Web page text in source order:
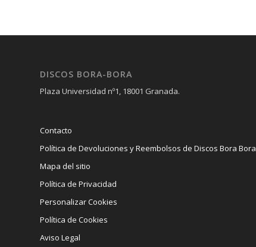
DISCOS BORA-BORA
Plaza Universidad nº1, 18001 Granada.
Contacto
Política de Devoluciones y Reembolsos de Discos Bora Bora
Mapa del sitio
Política de Privacidad
Personalizar Cookies
Política de Cookies
Aviso Legal